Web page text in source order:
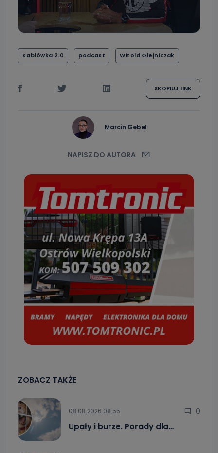
Kablówka 2.0 podcast Witold Olejniczak
SKOPIUJ LINK
Marcin Gebel
NAPISZ DO AUTORA
ZOBACZ TAKŻE
08.08.2026 08:55 0
Upały i burze. Porady dla…